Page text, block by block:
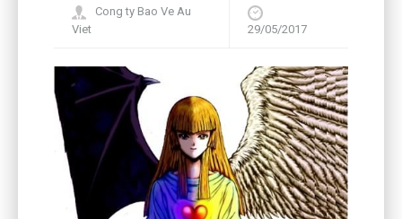
Cong ty Bao Ve Au
Viet
29/05/2017